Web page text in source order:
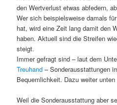
den Wertverlust etwas abfedern,
Wer sich beispielsweise damals
hat, wird eine Zeit lang damit den
haben. Aktuell sind die Streifen
steigt.
Immer gefragt sind – laut dem
Treuhand – Sonderausstattungen
Bequemlichkeit. Dazu weiter unten
Weil die Sonderausstattung aber